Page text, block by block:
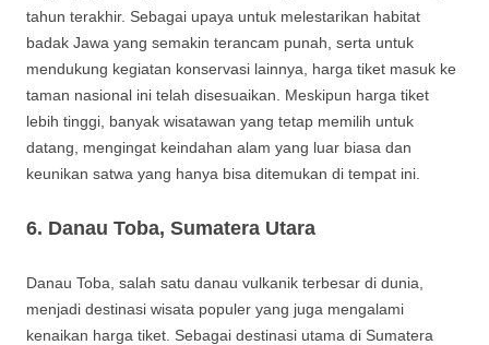
tahun terakhir. Sebagai upaya untuk melestarikan habitat
badak Jawa yang semakin terancam punah, serta untuk
mendukung kegiatan konservasi lainnya, harga tiket masuk ke
taman nasional ini telah disesuaikan. Meskipun harga tiket
lebih tinggi, banyak wisatawan yang tetap memilih untuk
datang, mengingat keindahan alam yang luar biasa dan
keunikan satwa yang hanya bisa ditemukan di tempat ini.
6. Danau Toba, Sumatera Utara
Danau Toba, salah satu danau vulkanik terbesar di dunia,
menjadi destinasi wisata populer yang juga mengalami
kenaikan harga tiket. Sebagai destinasi utama di Sumatera